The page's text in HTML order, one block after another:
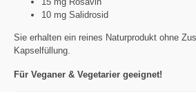
10 mg Salidrosid
Sie erhalten ein reines Naturprodukt ohne
Kapselfüllung.
Für Veganer & Vegetarier geeignet!